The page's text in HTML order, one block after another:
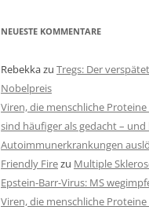
NEUESTE KOMMENTARE
Rebekkazu Tregs: Der
Nobelpreis
Viren, die menschliche
sind häufiger als gedacht –
Autoimmunerkrankungen
Friendly Firezu Multiple
Epstein-Barr-Virus: MS
Viren, die menschliche